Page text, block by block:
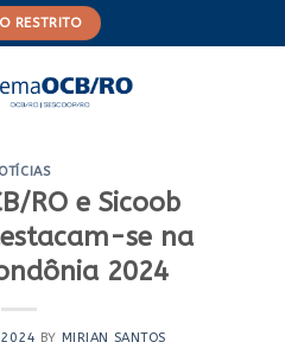
RESTRITO
RO e Sicoob
se na
2024
BY MIRIAN SANTOS